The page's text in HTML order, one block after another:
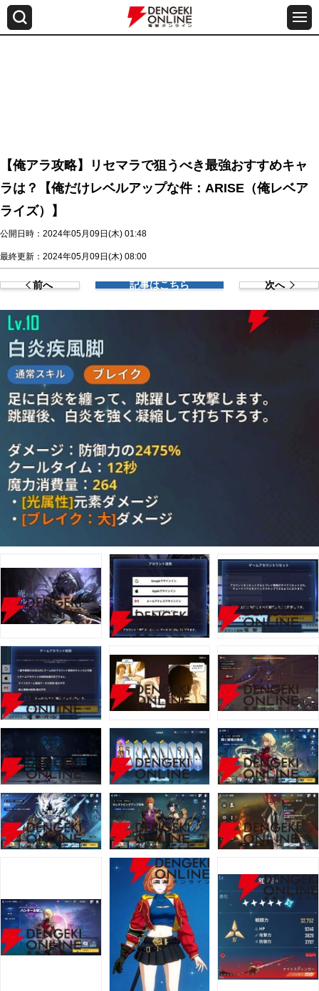
【俺アラ攻略】リセマラで狙うべき最強おすすめキャ
ラは？【俺だけレベルアップな件：ARISE（俺レベア
ライズ）】
公開日時：2024年05月09日(木) 01:48
最終更新：2024年05月09日(木) 08:00
前へ 記事はこちら 次へ